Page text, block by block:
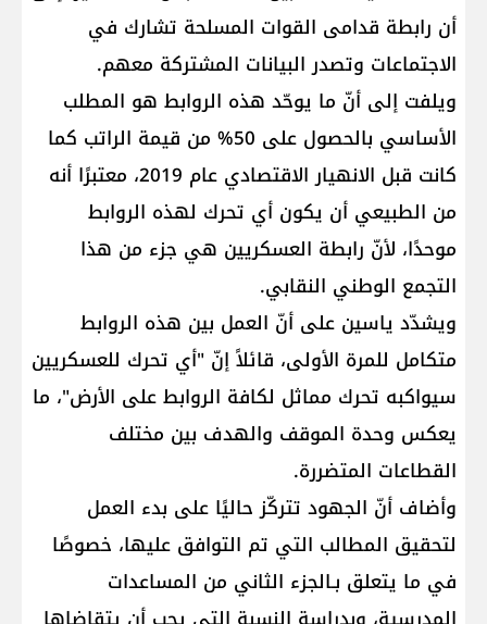
أن رابطة قدامى القوات المسلحة تشارك في
الاجتماعات وتصدر البيانات المشتركة معهم.
ويلفت إلى أنّ ما يوحّد هذه الروابط هو المطلب
الأساسي بالحصول على 50% من قيمة الراتب كما
كانت قبل الانهيار الاقتصادي عام 2019، معتبرًا أنه
من الطبيعي أن يكون أي تحرك لهذه الروابط
موحدًا، لأنّ رابطة العسكريين هي جزء من هذا
التجمع الوطني النقابي.
ويشدّد ياسين على أنّ العمل بين هذه الروابط
متكامل للمرة الأولى، قائلاً إنّ "أي تحرك للعسكريين
سيواكبه تحرك مماثل لكافة الروابط على الأرض"، ما
يعكس وحدة الموقف والهدف بين مختلف
القطاعات المتضررة.
وأضاف أنّ الجهود تتركّز حاليًا على بدء العمل
لتحقيق المطالب التي تم التوافق عليها، خصوصًا
في ما يتعلق بـالجزء الثاني من المساعدات